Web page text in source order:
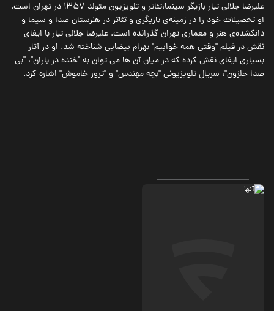
علیرضا جلالی تبار بازیگر سینما،تئاتر و تلویزیون متولد 1357 در تهران است.
او تحصیلات خود را در زمینه‌ی بازیگری و تئاتر در هنرستان صدا و سیما و
دانکشده‌ی هنر و معماری تهران گذرانده است. علیرضا جلالی تبار با ایفای
نقش در فیلم "وقتی همه خوابیم" بهرام بیضایی شناخته شد. او در آثار
بسیاری ایفای نقش کرده که در میان آن ها می توان به "خنده در باران"، "بی
صدا حلزون"، سریال تلویزیونی "بچه مهندس" و "ترور خاموش" اشاره کرد.